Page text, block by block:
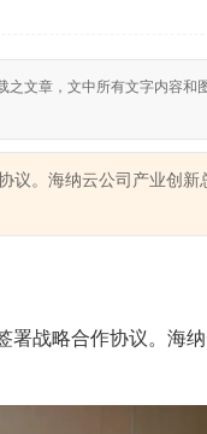
文章，文中所有文字内容和
议。海纳云公司产业创新
署战略合作协议。 海